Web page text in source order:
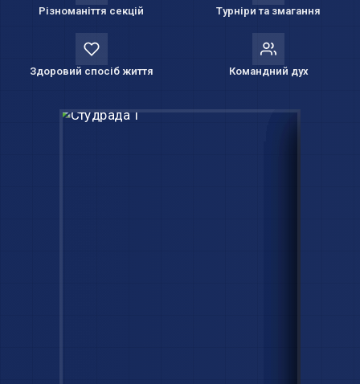
Різноманіття секцій Турніри та змагання
Здоровий спосіб життя Командний дух